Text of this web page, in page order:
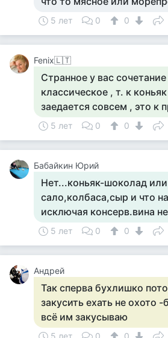
5 лет 0 0
Fenix🇱🇹
Странное у вас
классическое , т. к
заедается совсем , это к
5 лет 0 0
Бабайкин Юрий
Нет...коньяк-шоколад
сало,колбаса,сыр и что
исключая консерв.вина
5 лет 0 0
Андрей
Так сперва бухлишко
закусить ехать не охото
всё им закусываю
5 лет 0 0